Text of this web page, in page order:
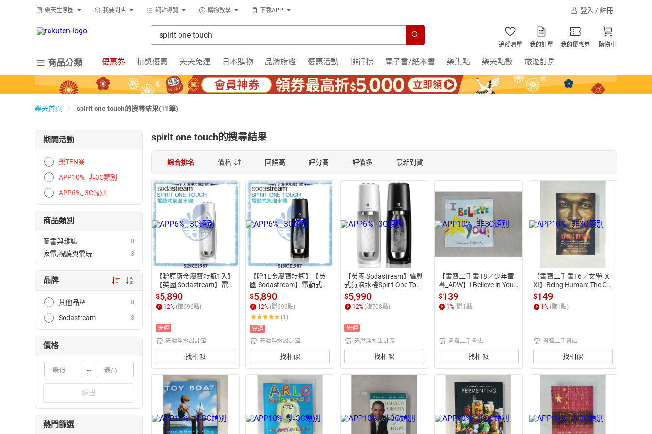
樂天生態圈 我要開店 網站導覽 購物教學 下載APP 登入 / 註冊
追蹤清單 我的訂單 我的優惠券 購物車
商品分類 優惠券 抽獎優惠 天天免運 日本購物 品牌旗艦 優惠活動 排行榜 電子書/紙本書 樂集點 樂天點數 旅遊訂房
樂天首頁 spirit one touch的搜尋結果(11筆)
期間活動
樂TEN祭
APP10%_ 非3C類別
APP6%_ 3C類別
商品類別
圖書與雜誌 8
家電,視聽與電玩 3
品牌
其他品牌 8
Sodastream 3
價格
~
送出
熱門篩選
spirit one touch的搜尋結果
綜合排名 價格 回饋高 評分高 評價多 最新到貨
【贈原廠金屬寶特瓶1入】
【英國 Sodastream】電動
式氣泡水機Spirit One Touc
h【唯美白】【恆隆行公司
貨】
$5,890
12% (賺696點)
免運
天溢淨水設計館
找相似
【贈1L金屬寶特瓶】【英
國 Sodastream】電動式氣
泡水機Spirit One Touch
【曜岩黑】【恆隆行公司
貨】
$5,890
12% (賺696點)
(1)
免運
天溢淨水設計館
找相似
【英國 Sodastream】電動
式氣泡水機Spirit One Touc
h【唯美白/深邃黑】【恆
隆行公司貨】
$5,990
12% (賺708點)
免運
天溢淨水設計館
找相似
【書寶二手書T8／少年童
書_ADW】I Believe in You_
Richmond, Marianne
$139
1% (賺1點)
書寶二手書店
找相似
【書寶二手書T6／文學_X
XI】Being Human: The Co
mpanion Anthology to Sta
ying Alive and Being Alive_
Astley, Neil
$149
1% (賺1點)
書寶二手書店
找相似